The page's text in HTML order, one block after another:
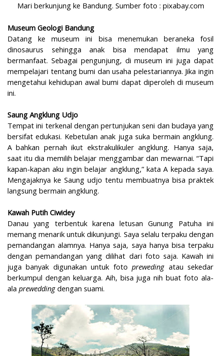
Mari berkunjung ke Bandung. Sumber foto : pixabay.com
Museum Geologi Bandung
Datang ke museum ini bisa menemukan beraneka fosil
dinosaurus sehingga anak bisa mendapat ilmu yang
bermanfaat. Sebagai pengunjung, di museum ini juga dapat
mempelajari tentang bumi dan usaha pelestariannya. Jika ingin
mengetahui kehidupan awal bumi dapat diperoleh di museum
ini.
Saung Angklung Udjo
Tempat ini terkenal dengan pertunjukan seni dan budaya yang
bersifat edukasi. Kebetulan anak juga suka bermain angklung.
A bahkan pernah ikut ekstrakulikuler angklung. Hanya saja,
saat itu dia memilih belajar menggambar dan mewarnai. “Tapi
kapan-kapan aku ingin belajar angklung,” kata A kepada saya.
Mengajaknya ke Saung udjo tentu membuatnya bisa praktek
langsung bermain angklung.
Kawah Putih Ciwidey
Danau yang terbentuk karena letusan Gunung Patuha ini
memang menarik untuk dikunjungi. Saya selalu terpaku dengan
pemandangan alamnya. Hanya saja, saya hanya bisa terpaku
dengan pemandangan yang dilihat dari foto saja. Kawah ini
juga banyak digunakan untuk fotopreweding atau sekedar
berkumpul dengan keluarga. Aih, bisa juga nih buat foto ala-
ala prewedding dengan suami.